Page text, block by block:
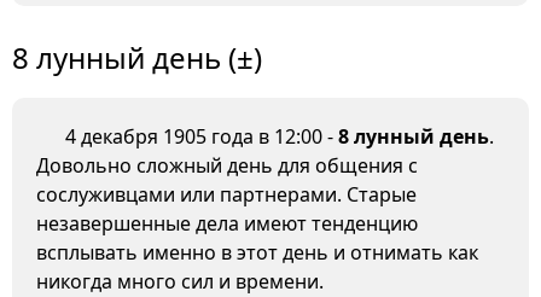
8 лунный день (±)
4 декабря 1905 года в 12:00 -8 лунный день.
Довольно сложный день для общения с
сослуживцами или партнерами. Старые
незавершенные дела имеют тенденцию
всплывать именно в этот день и отнимать как
никогда много сил и времени.